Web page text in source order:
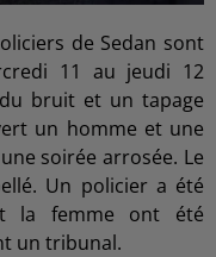
de Sedan sont
11 au jeudi 12
bruit et un tapage
un homme et une
soirée arrosée. Le
Un policier a été
la femme ont été
un tribunal.